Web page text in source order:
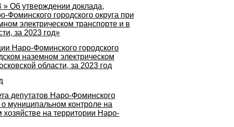
» Об утверждении доклада,
городского округа при
электрическом транспорте и в
за 2023 год»
Наро-Фоминского городского
наземном электрическом
области, за 2023 год
депутатов Наро-Фоминского
муниципальном контроле на
на территории Наро-